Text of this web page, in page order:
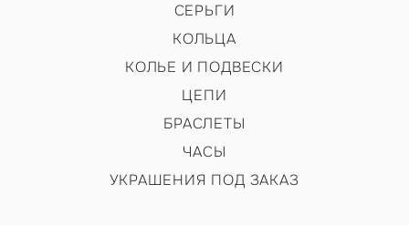
СЕРЬГИ
КОЛЬЦА
КОЛЬЕ И ПОДВЕСКИ
ЦЕПИ
БРАСЛЕТЫ
ЧАСЫ
УКРАШЕНИЯ ПОД ЗАКАЗ